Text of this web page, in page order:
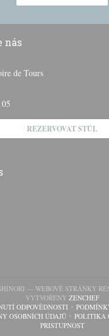
nás
de Tours
se v novém okně))
REZERVOVAT STŮL
se v novém okně))
((otevře se v novém
— WEBOVÉ STRÁNKY
VYTVOŘENY ZENCHEF
ODPOVĚDNOSTI
((OTEVŘE SE V NOVÉM
OSOBNÍCH ÚDAJŮ
((OTEVŘE SE V NOVÉM OKNĚ))
POLITIKA
PRISTUPNOST
((OTEVŘE SE